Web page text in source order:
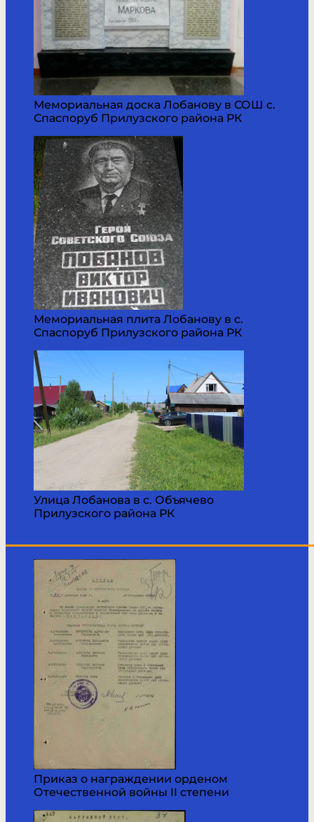
Мемориальная доска Лобанову в СОШ с.
Спаспоруб Прилузского района РК
Мемориальная плита Лобанову в с.
Спаспоруб Прилузского района РК
Улица Лобанова в с. Объячево
Прилузского района РК
Приказ о награждении орденом
Отечественной войны II степени